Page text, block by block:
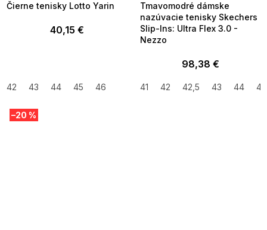
Čierne tenisky Lotto Yarin
40,15 €
42 43 44 45 46
Tmavomodré dámske
nazúvacie tenisky Skechers
Slip-Ins: Ultra Flex 3.0 -
Nezzo
98,38 €
41 42 42,5 43 44 45
–20 %